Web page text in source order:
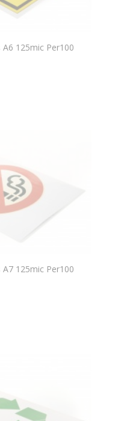
A6 125mic Per100
A7 125mic Per100